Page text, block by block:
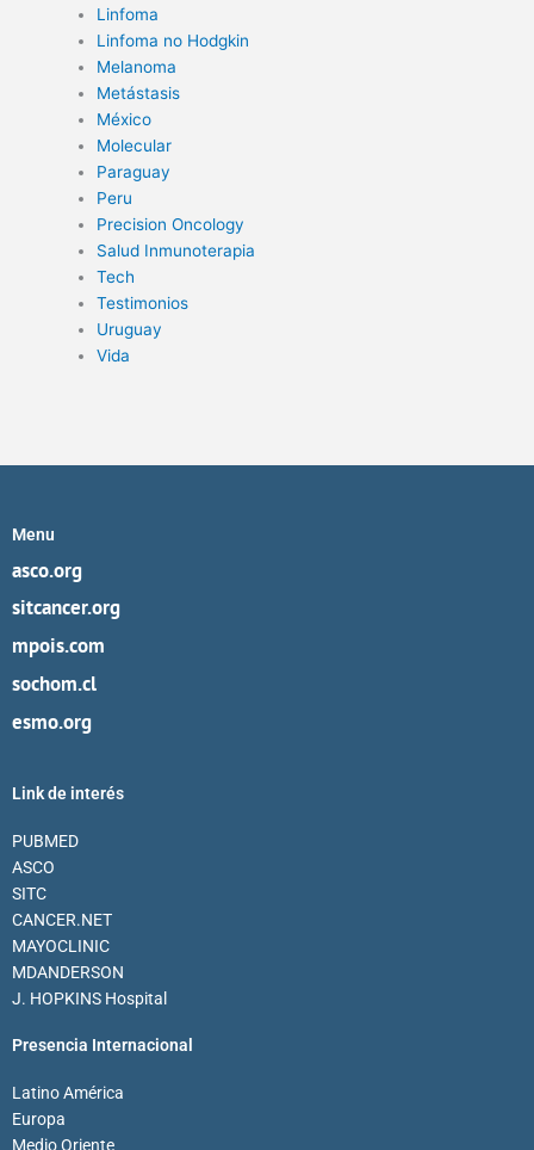
Linfoma
Linfoma no Hodgkin
Melanoma
Metástasis
México
Molecular
Paraguay
Peru
Precision Oncology
Salud Inmunoterapia
Tech
Testimonios
Uruguay
Vida
Menu
asco.org
sitcancer.org
mpois.com
sochom.cl
esmo.org
Link de interés
PUBMED
ASCO
SITC
CANCER.NET
MAYOCLINIC
MDANDERSON
J. HOPKINS Hospital
Presencia Internacional
Latino América
Europa
Medio Oriente